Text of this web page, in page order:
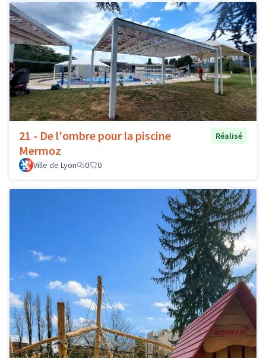
21 - De l'ombre pour la piscine
Mermoz
Réalisé
Ville de Lyon 0 0